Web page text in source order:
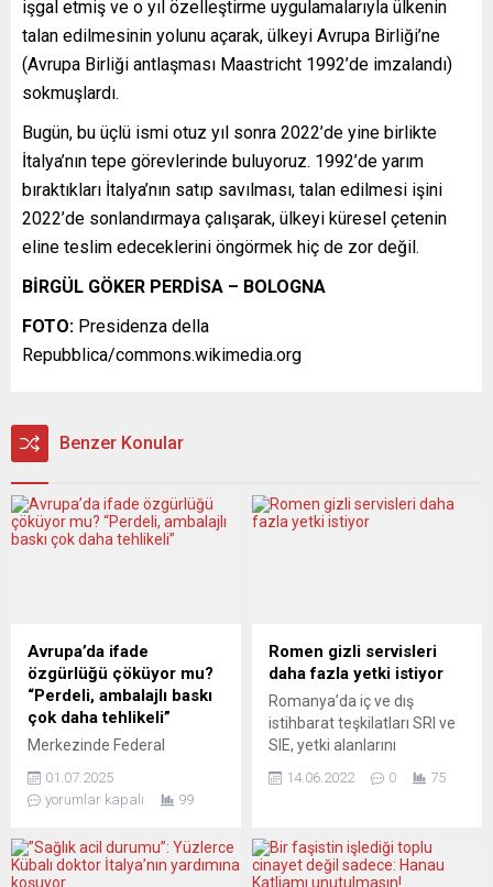
işgal etmiş ve o yıl özelleştirme uygulamalarıyla ülkenin
talan edilmesinin yolunu açarak, ülkeyi Avrupa Birliği’ne
(Avrupa Birliği antlaşması Maastricht 1992’de imzalandı)
sokmuşlardı.
Bugün, bu üçlü ismi otuz yıl sonra 2022’de yine birlikte
İtalya’nın tepe görevlerinde buluyoruz. 1992’de yarım
bıraktıkları İtalya’nın satıp savılması, talan edilmesi işini
2022’de sonlandırmaya çalışarak, ülkeyi küresel çetenin
eline teslim edeceklerini öngörmek hiç de zor değil.
BİRGÜL GÖKER PERDİSA – BOLOGNA
FOTO: Presidenza della
Repubblica/commons.wikimedia.org
Benzer Konular
Avrupa’da ifade
özgürlüğü çöküyor mu?
“Perdeli, ambalajlı baskı
çok daha tehlikeli”
Merkezinde Federal
“demokratik Avrupa’nın”
düşünce ve ifade özgürlüğü,
karşıtlığı gibi konularda
karnesi özellikle Ukrayna
01.07.2025
yorumlar kapalı
99
Romen gizli servisleri
daha fazla yetki istiyor
Romanya’da iç ve dış
istihbarat teşkilatları SRI ve
SIE, yetki alanlarını
kurum tarafından sunulan
parlamento denetimine tabi
tutulmayacaklar, kendi
14.06.2022 0 75